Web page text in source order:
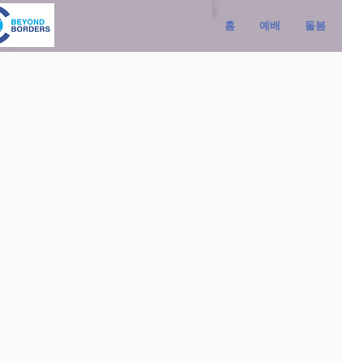
홈 예배 돌봄